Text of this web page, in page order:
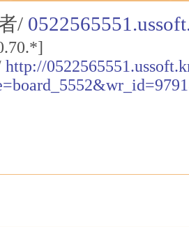
/
http://